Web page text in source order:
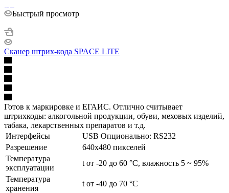
Быстрый просмотр
Сканер штрих-кода SPACE LITE
Готов к маркировке и ЕГАИС. Отлично считывает
штрихкоды: алкогольной продукции, обуви, меховых изделий,
табака, лекарственных препаратов и т.д.
Интерфейсы
USB Опционально: RS232
Разрешение
640х480 пикселей
Температура
эксплуатации
t от -20 до 60 °C, влажность 5 ~ 95%
Температура
хранения
t от -40 до 70 °C